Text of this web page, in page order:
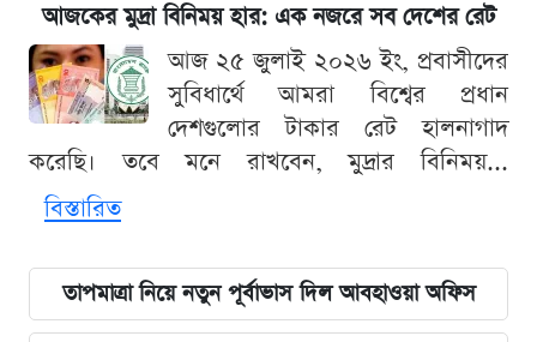
আজকের মুদ্রা বিনিময় হার: এক নজরে সব দেশের রেট
আজ ২৫ জুলাই ২০২৬ ইং, প্রবাসীদের
সুবিধার্থে আমরা বিশ্বের প্রধান
দেশগুলোর টাকার রেট হালনাগাদ
করেছি। তবে মনে রাখবেন, মুদ্রার বিনিময়...
বিস্তারিত
তাপমাত্রা নিয়ে নতুন পূর্বাভাস দিল আবহাওয়া অফিস